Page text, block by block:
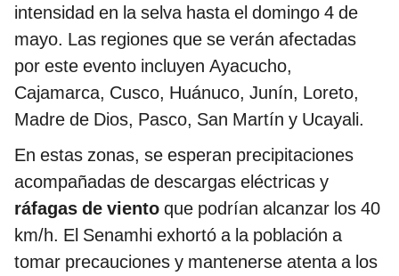
intensidad en la selva hasta el domingo 4 de
mayo. Las regiones que se verán afectadas
por este evento incluyen Ayacucho,
Cajamarca, Cusco, Huánuco, Junín, Loreto,
Madre de Dios, Pasco, San Martín y Ucayali.
En estas zonas, se esperan precipitaciones
acompañadas de descargas eléctricas y
ráfagas de viento que podrían alcanzar los 40
km/h. El Senamhi exhortó a la población a
tomar precauciones y mantenerse atenta a los